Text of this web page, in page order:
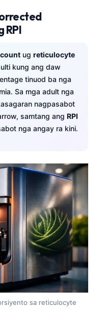
RPI
ug reticulocyte
kung ang daw
tinuod ba nga
Sa mga adult nga
nagpasabot
samtang ang RPI
nga angay ra kini.
sa reticulocyte